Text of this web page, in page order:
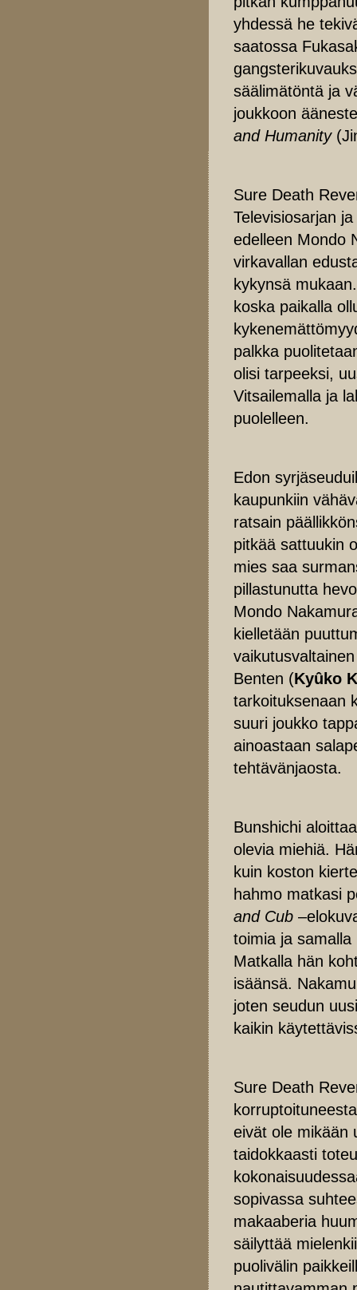
yhdessä he
saatossa
säälimätöntä ja
joukkoon
and Humanity
Sure Death
Televisiosarjan
edelleen Mondo
virkavallan
kykynsä
koska paikalla
palkka
olisi tarpeeksi,
Vitsailemalla ja
puolelleen.
Edon
kaupunkiin
ratsain
pitkää sattuukin
mies saa
pillastunutta
Mondo
kielletään
Benten (Kyûko
tarkoituksenaan
suuri joukko
ainoastaan
tehtävänjaosta.
Bunshichi
olevia miehiä.
kuin koston
hahmo matkasi
and Cub
toimia ja
Matkalla hän
isäänsä.
joten seudun
kaikin
Sure Death
eivät ole mikään
taidokkaasti
sopivassa
makaaberia
säilyttää
puolivälin